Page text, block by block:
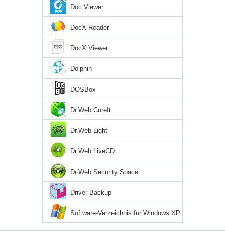
Doc Viewer
DocX Reader
DocX Viewer
Dolphin
DOSBox
Dr.Web CureIt
Dr.Web Light
Dr.Web LiveCD
Dr.Web Security Space
Driver Backup
Software-Verzeichnis für Windows XP